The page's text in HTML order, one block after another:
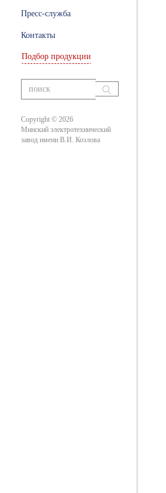
Пресс-служба
Контакты
Подбор продукции
Copyright © 2026
Минский электротехнический
завод имени В.И. Козлова